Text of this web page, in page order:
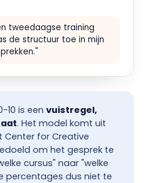
tweedaagse training
de structuur toe in mijn
10 is een vuistregel,
. Het model komt uit
Center for Creative
om het gesprek te
cursus" naar "welke
percentages dus niet te